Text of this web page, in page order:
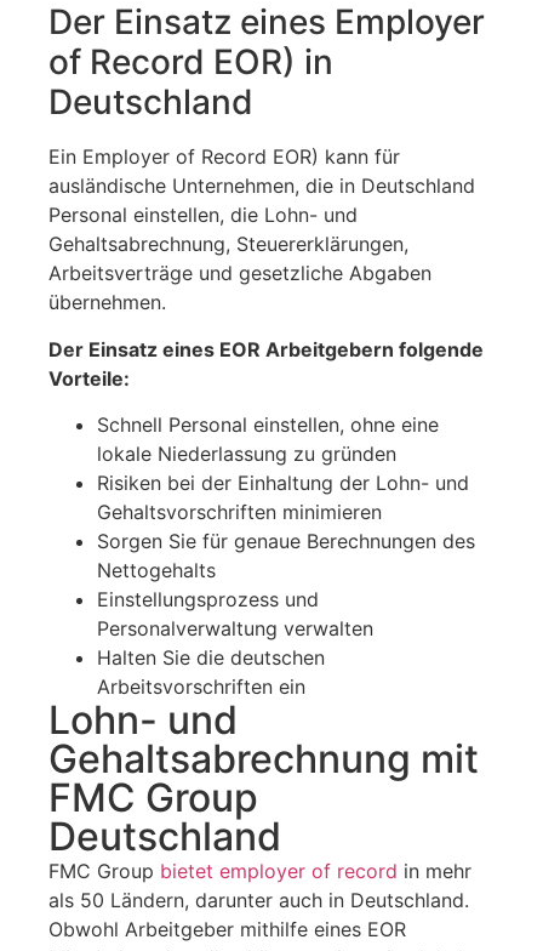
Der Einsatz eines Employer
of Record EOR) in
Deutschland
Ein Employer of Record EOR) kann für
ausländische Unternehmen, die in Deutschland
Personal einstellen, die Lohn- und
Gehaltsabrechnung, Steuererklärungen,
Arbeitsverträge und gesetzliche Abgaben
übernehmen.
Der Einsatz eines EOR Arbeitgebern folgende
Vorteile:
Schnell Personal einstellen, ohne eine
lokale Niederlassung zu gründen
Risiken bei der Einhaltung der Lohn- und
Gehaltsvorschriften minimieren
Sorgen Sie für genaue Berechnungen des
Nettogehalts
Einstellungsprozess und
Personalverwaltung verwalten
Halten Sie die deutschen
Arbeitsvorschriften ein
Lohn- und
Gehaltsabrechnung mit
FMC Group
Deutschland
FMC Group bietet employer of record in mehr
als 50 Ländern, darunter auch in Deutschland.
Obwohl Arbeitgeber mithilfe eines EOR